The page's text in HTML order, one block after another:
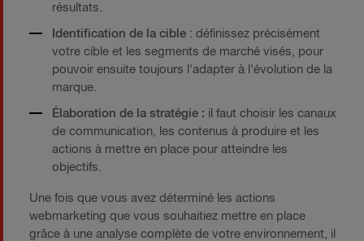
résultats.
Identification de la cible : définissez précisément
votre cible et les segments de marché visés, pour
pouvoir ensuite toujours l'adapter à l'évolution de la
marque.
Élaboration de la stratégie : il faut choisir les canaux
de communication, les contenus à produire et les
actions à mettre en place pour atteindre les
objectifs.
Une fois que vous avez déterminé les actions
webmarketing que vous souhaitiez mettre en place
grâce à une analyse complète de votre environnement, il